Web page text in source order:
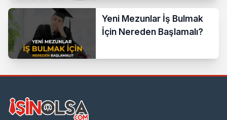
Yeni Mezunlar İş Bulmak
İçin Nereden Başlamalı?